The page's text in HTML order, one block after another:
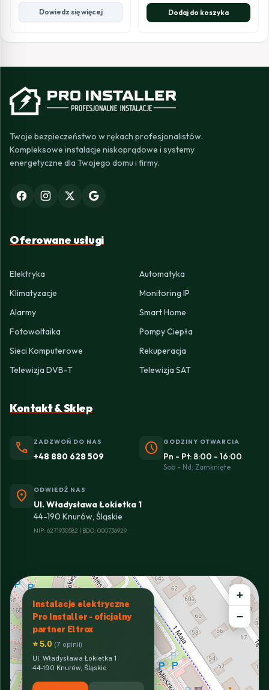
Dowiedz się więcej Dodaj do koszyka
Twoje bezpieczeństwo w rękach profesjonalistów.
Kompleksowe instalacje niskoprądowe i systemy
energetyczne dla Twojego domu i firmy.
Oferowane usługi
Elektryka
Automatyka
Klimatyzacje
Monitoring IP
Alarmy
Smart Home
Fotowoltaika
Pompy Ciepła
Sieci Komputerowe
Rekuperacja
Telewizja DVB-T
Telewizja SAT
Kontakt & Sklep
phone ZADZWOŃ DO NAS
+48 880 628 509 schedule GODZINY OTWARCIA
Pn - Pt: 8:00 - 16:00
Sob - Nd: Zamknięte
location_on ODWIEDŹ NAS
Ul. Władysława Łokietka 1
44-190 Knurów, Śląskie
NIP: 6271930582 | BDO: 000736929
Instalacje elektryczne
Pro Installer - oficjalny
partner Eltrox
⭐ 5.0 (7 opinii)
Ul. Władysława Łokietka 1
44-190 Knurów, Śląskie
+
−